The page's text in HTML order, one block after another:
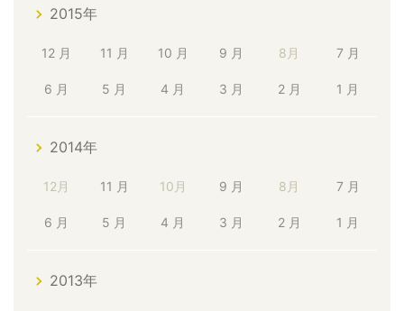
2015年
12 月 11 月 10 月 9 月 8月 7 月
6 月 5 月 4 月 3 月 2 月 1 月
2014年
12月 11 月 10月 9 月 8月 7 月
6 月 5 月 4 月 3 月 2 月 1 月
2013年